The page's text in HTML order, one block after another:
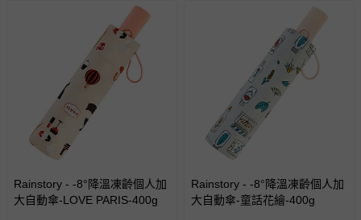
Rainstory - -8°降溫凍齡個人加
大自動傘-LOVE PARIS-400g
Rainstory - -8°降溫凍齡個人加
大自動傘-童話花繪-400g